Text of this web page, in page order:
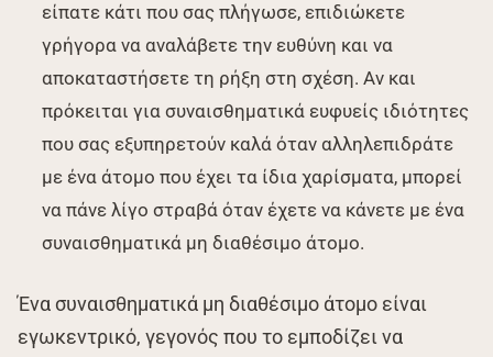
είπατε κάτι που σας πλήγωσε, επιδιώκετε
γρήγορα να αναλάβετε την ευθύνη και να
αποκαταστήσετε τη ρήξη στη σχέση. Αν και
πρόκειται για συναισθηματικά ευφυείς ιδιότητες
που σας εξυπηρετούν καλά όταν αλληλεπιδράτε
με ένα άτομο που έχει τα ίδια χαρίσματα, μπορεί
να πάνε λίγο στραβά όταν έχετε να κάνετε με ένα
συναισθηματικά μη διαθέσιμο άτομο.
Ένα συναισθηματικά μη διαθέσιμο άτομο είναι
εγωκεντρικό, γεγονός που το εμποδίζει να